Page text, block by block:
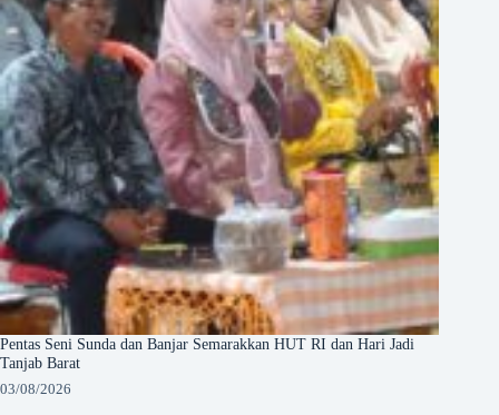
Pentas Seni Sunda dan Banjar Semarakkan HUT RI dan Hari Jadi
Tanjab Barat
03/08/2026